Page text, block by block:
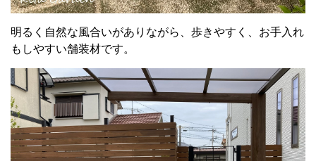
明るく自然な風合いがありながら、歩きやすく、お手入れ
もしやすい舗装材です。